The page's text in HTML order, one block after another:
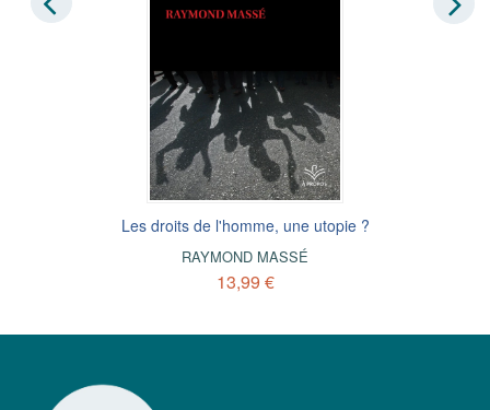
Les droits de l'homme, une utopie ?
RAYMOND MASSÉ
13,99 €